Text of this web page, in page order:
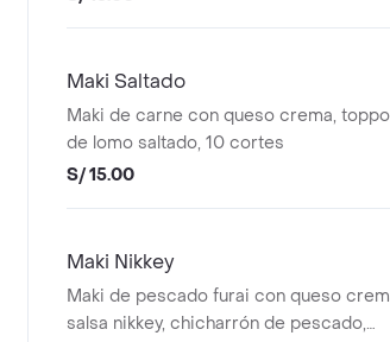
Maki Saltado
Maki de carne con queso crema,
de lomo saltado, 10 cortes
S/ 15.00
Maki Nikkey
Maki de pescado furai con queso
salsa nikkey, chicharrón de pescado,